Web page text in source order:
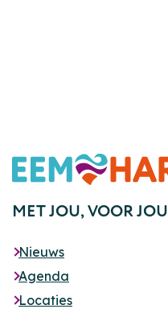
Footer
MET JOU,VOOR JOU
Nieuws
Agenda
Locaties